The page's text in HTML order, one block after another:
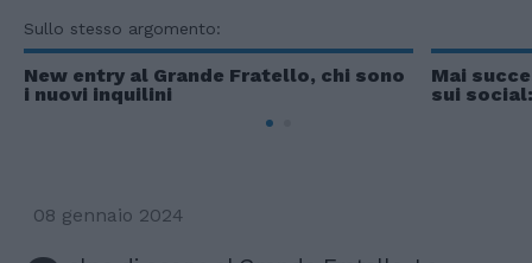
Sullo stesso argomento:
New entry al Grande Fratello, chi sono
i nuovi inquilini
Mai
sui
08 gennaio 2024